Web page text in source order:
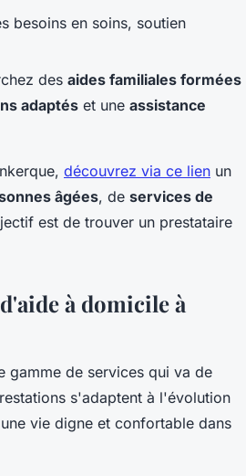
besoins en soins, soutien
des aides familiales formées
adaptés et une assistance
découvrez via ce lien un
âgées, de services de
est de trouver un prestataire
à domicile à
gamme de services qui va de
s'adaptent à l'évolution
vie digne et confortable dans